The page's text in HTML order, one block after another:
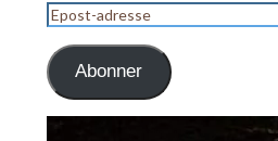
Epost-
adresse
Abonner